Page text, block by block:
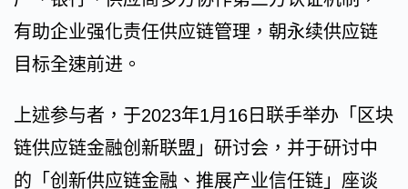
有助企业强化责任供应链管理，朝永续供应链
目标全速前进。
上述参与者，于2023年1月16日联手举办「区块
链供应链金融创新联盟」研讨会，并于研讨中
的「创新供应链金融、推展产业信任链」座谈